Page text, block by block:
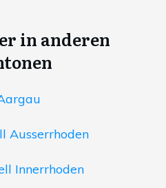
in anderen
Ausserrhoden
Innerrhoden